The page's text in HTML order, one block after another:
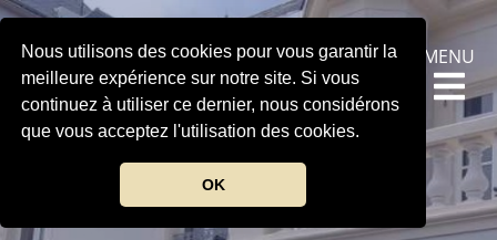
Nous utilisons des cookies pour vous garantir la
meilleure expérience sur notre site. Si vous
continuez à utiliser ce dernier, nous considérons
que vous acceptez l'utilisation des cookies.
OK
MENU